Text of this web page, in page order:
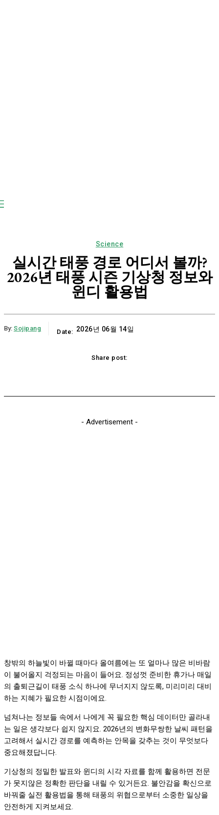
Science
실시간 태풍 경로 어디서 볼까?
2026년 태풍 시즌 기상청 정보와
윈디 활용법
By: Sojipang Date: 2026년 06월 14일
Share post:
- Advertisement -
창밖의 하늘빛이 바뀔 때마다 올여름에는 또 얼마나 많은 비바람
이 불어올지 걱정되는 마음이 들어요. 정성껏 준비한 휴가나 매일
의 출퇴근길이 태풍 소식 하나에 무너지지 않도록, 미리미리 대비
하는 지혜가 필요한 시점이에요.
넘쳐나는 정보들 속에서 나에게 꼭 필요한 핵심 데이터만 골라내
는 일은 생각보다 쉽지 않지요. 2026년의 변화무쌍한 날씨 패턴을
고려해서 실시간 경로를 예측하는 안목을 갖추는 것이 무엇보다
중요해졌답니다.
기상청의 정밀한 발표와 윈디의 시각 자료를 함께 활용하면 전문
가 못지않은 정확한 판단을 내릴 수 있거든요. 불안감을 확신으로
바꿔줄 실전 활용법을 통해 태풍의 위협으로부터 소중한 일상을
안전하게 지켜보세요.